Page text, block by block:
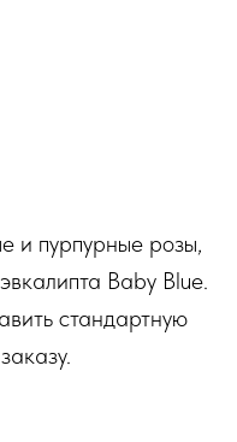
и пурпурные розы,
Baby Blue.
стандартную